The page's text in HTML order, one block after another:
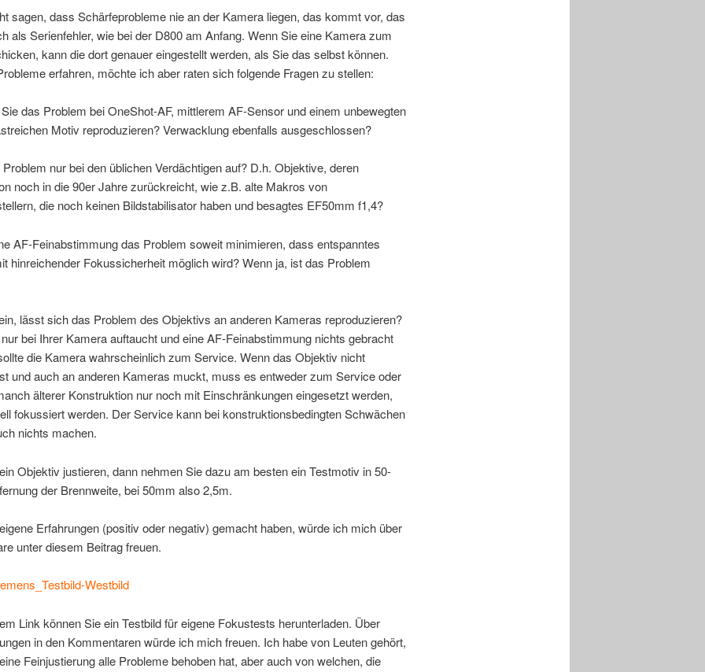
sagen, dass Schärfeprobleme nie an der Kamera liegen, das kommt vor, das
als Serienfehler, wie bei der D800 am Anfang. Wenn Sie eine Kamera zum
kann die dort genauer eingestellt werden, als Sie das selbst können.
erfahren, möchte ich aber raten sich folgende Fragen zu stellen:
das Problem bei OneShot-AF, mittlerem AF-Sensor und einem unbewegten
Motiv reproduzieren? Verwacklung ebenfalls ausgeschlossen?
nur bei den üblichen Verdächtigen auf? D.h. Objektive, deren
noch in die 90er Jahre zurückreicht, wie z.B. alte Makros von
die noch keinen Bildstabilisator haben und besagtes EF50mm f1,4?
AF-Feinabstimmung das Problem soweit minimieren, dass entspanntes
hinreichender Fokussicherheit möglich wird? Wenn ja, ist das Problem
lässt sich das Problem des Objektivs an anderen Kameras reproduzieren?
bei Ihrer Kamera auftaucht und eine AF-Feinabstimmung nichts gebracht
die Kamera wahrscheinlich zum Service. Wenn das Objektiv nicht
und auch an anderen Kameras muckt, muss es entweder zum Service oder
älterer Konstruktion nur noch mit Einschränkungen eingesetzt werden,
fokussiert werden. Der Service kann bei konstruktionsbedingten Schwächen
nichts machen.
Objektiv justieren, dann nehmen Sie dazu am besten ein Testmotiv in 50-
der Brennweite, bei 50mm also 2,5m.
Erfahrungen (positiv oder negativ) gemacht haben, würde ich mich über
unter diesem Beitrag freuen.
Westbild
Link können Sie ein Testbild für eigene Fokustests herunterladen. Über
in den Kommentaren würde ich mich freuen. Ich habe von Leuten gehört,
Feinjustierung alle Probleme behoben hat, aber auch von welchen, die